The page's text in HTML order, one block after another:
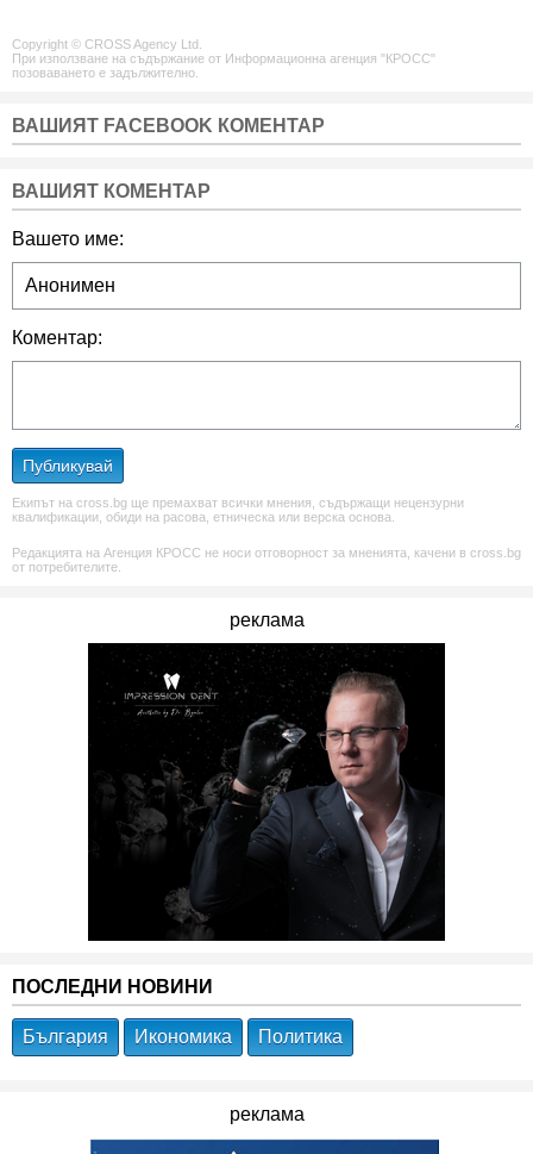
Copyright © CROSS Agency Ltd.
При използване на съдържание от Информационна агенция "КРОСС"
позоваването е задължително.
ВАШИЯТ FACEBOOK КОМЕНТАР
ВАШИЯТ КОМЕНТАР
Вашето име:
Коментар:
Публикувай
Екипът на cross.bg ще премахват всички мнения, съдържащи нецензурни
квалификации, обиди на расова, етническа или верска основа.
Редакцията на Агенция КРОСС не носи отговорност за мненията, качени в cross.bg
от потребителите.
реклама
ПОСЛЕДНИ НОВИНИ
България Икономика Политика
реклама